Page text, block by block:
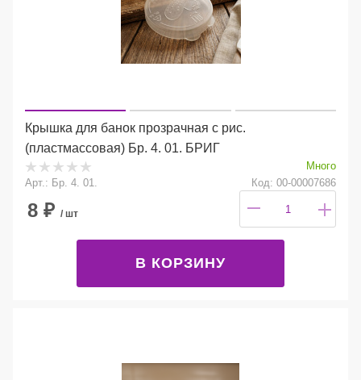
Крышка для банок прозрачная с рис.
(пластмассовая) Бр. 4. 01. БРИГ
Много
Арт.: Бр. 4. 01.
Код: 00-00007686
8 ₽ / шт
В КОРЗИНУ